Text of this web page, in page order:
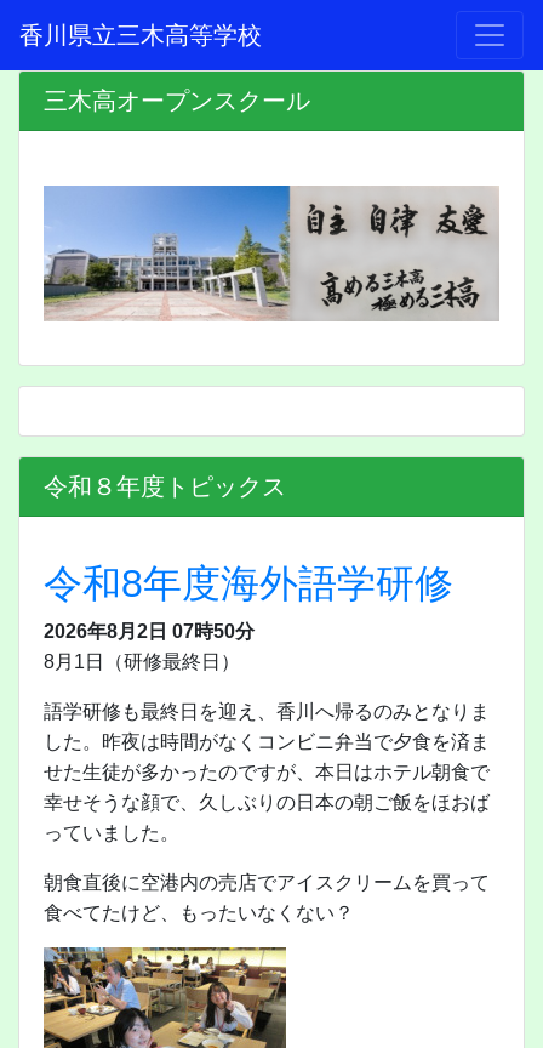
香川県立三木高等学校
三木高オープンスクール
令和８年度トピックス
令和8年度海外語学研修
2026年8月2日 07時50分
8月1日（研修最終日）
語学研修も最終日を迎え、香川へ帰るのみとなりま
した。昨夜は時間がなくコンビニ弁当で夕食を済ま
せた生徒が多かったのですが、本日はホテル朝食で
幸せそうな顔で、久しぶりの日本の朝ご飯をほおば
っていました。
朝食直後に空港内の売店でアイスクリームを買って
食べてたけど、もったいなくない？